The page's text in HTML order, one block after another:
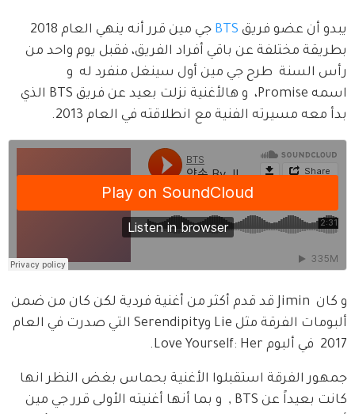
يبدو أن عضو فريق BTS
بطريقة مختلفة عن باقي أفراد الفريق، فقبل يوم واحد من
رأس السنة  طرح جي مين أول سينغل منفرد له  و
اسمه Promise،  و هالأغنية نزلت بعيد عن فريق BTS الذي
بدأ معه مسيرته الفنية مع انطلاقته في العام 2013.
و كان  Jimin قد قدم أكثر من أغنية فردية لكن كان من ضمن
ألبومات الفرقة مثل Lie وSerendipity التي صدرت في العام
2017  في ألبوم Love Yourself: Her.
جمهور الفرقة استقبلوا الأغنية بحماس بغض النظر انها
كانت بعيداً عن BTS ,  و بما أنها أغنيته الأولى قرر جي مين